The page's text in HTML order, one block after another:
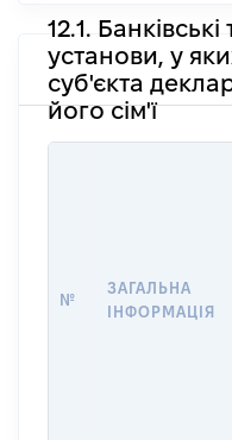
12.1.
установи, у
суб'єкта
його сім'ї
№
ЗАГАЛЬНА
ІНФОРМАЦІЯ